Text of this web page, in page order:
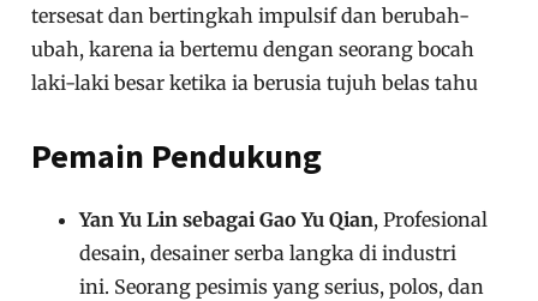
tersesat dan bertingkah impulsif dan berubah-
ubah, karena ia bertemu dengan seorang bocah
laki-laki besar ketika ia berusia tujuh belas tahu
Pemain Pendukung
Yan Yu Lin sebagai Gao Yu Qian, Profesional
desain, desainer serba langka di industri
ini. Seorang pesimis yang serius, polos, dan